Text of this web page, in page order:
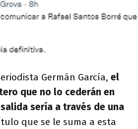
Germán García, el
que no lo cederán en
sería a través de una
que se le suma a esta